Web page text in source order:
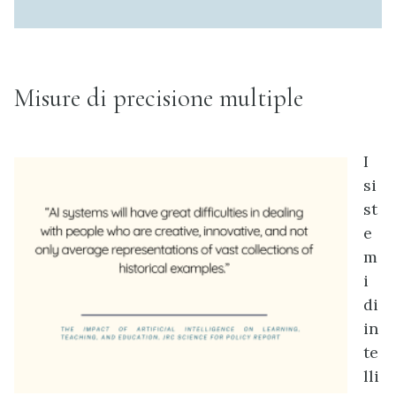
Misure di precisione multiple
I
si
st
e
m
i
di
in
te
lli